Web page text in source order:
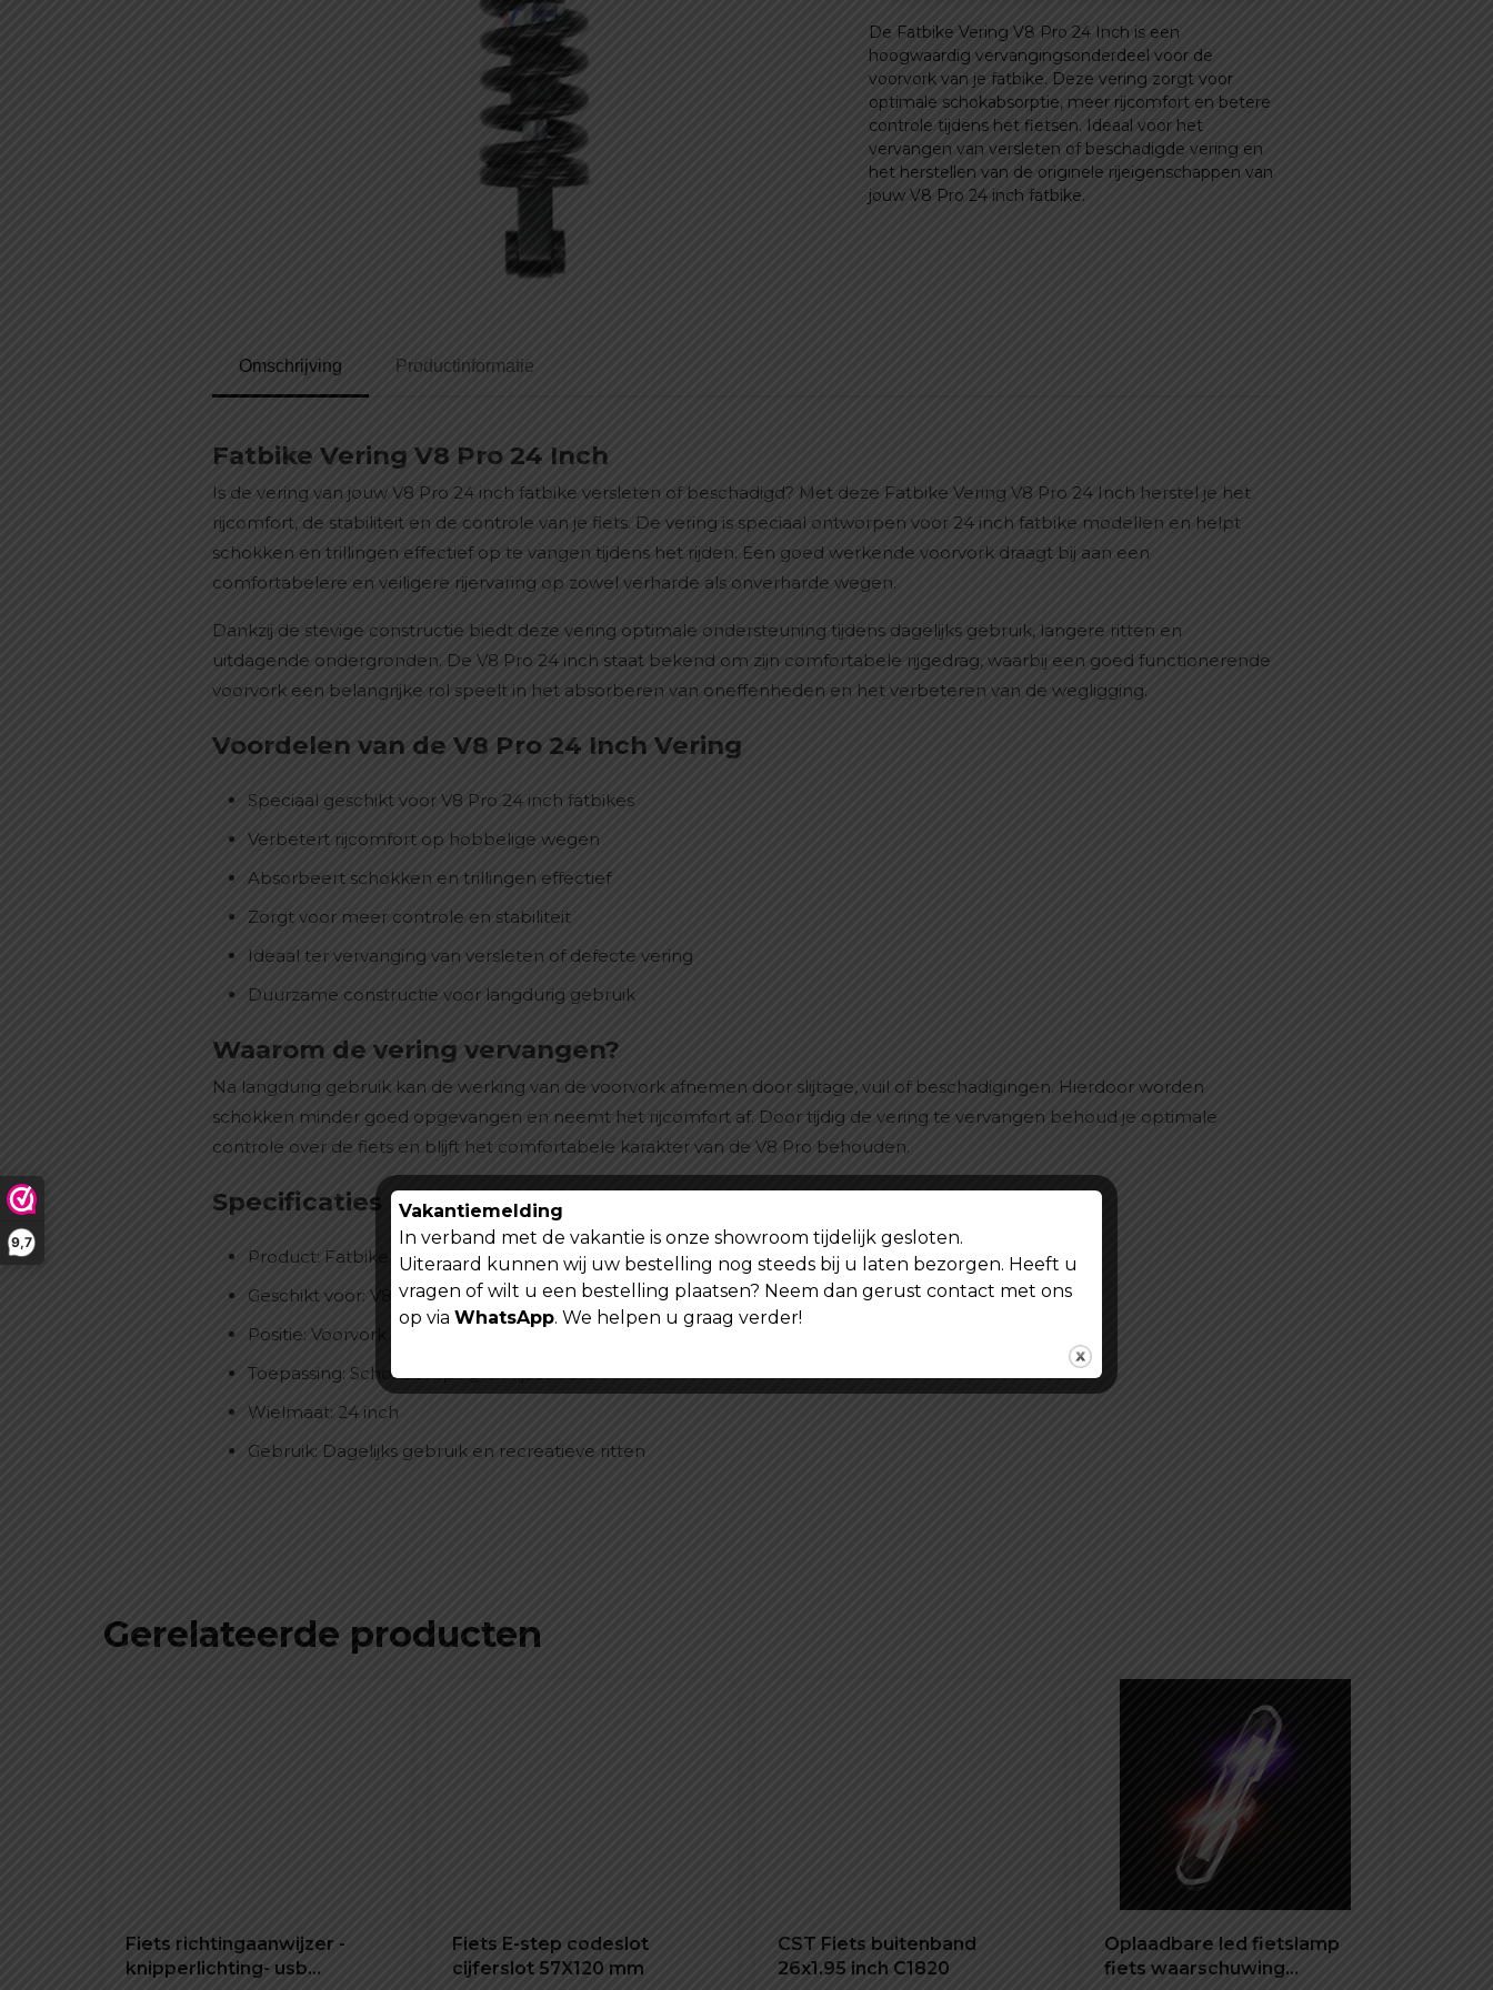
9,7
De Fatbike Vering V8 Pro 24 Inch is een
hoogwaardig vervangingsonderdeel voor de
voorvork van je fatbike. Deze vering zorgt voor
optimale schokabsorptie, meer rijcomfort en betere
controle tijdens het fietsen. Ideaal voor het
vervangen van versleten of beschadigde vering en
het herstellen van de originele rijeigenschappen van
jouw V8 Pro 24 inch fatbike.
Omschrijving Productinformatie
Fatbike Vering V8 Pro 24 Inch
Is de vering van jouw V8 Pro 24 inch fatbike versleten of beschadigd? Met deze Fatbike Vering V8 Pro 24 Inch herstel je het
rijcomfort, de stabiliteit en de controle van je fiets. De vering is speciaal ontworpen voor 24 inch fatbike modellen en helpt
schokken en trillingen effectief op te vangen tijdens het rijden. Een goed werkende voorvork draagt bij aan een
comfortabelere en veiligere rijervaring op zowel verharde als onverharde wegen.
Dankzij de stevige constructie biedt deze vering optimale ondersteuning tijdens dagelijks gebruik, langere ritten en
uitdagende ondergronden. De V8 Pro 24 inch staat bekend om zijn comfortabele rijgedrag, waarbij een goed functionerende
voorvork een belangrijke rol speelt in het absorberen van oneffenheden en het verbeteren van de wegligging.
Voordelen van de V8 Pro 24 Inch Vering
Speciaal geschikt voor V8 Pro 24 inch fatbikes
Verbetert rijcomfort op hobbelige wegen
Absorbeert schokken en trillingen effectief
Zorgt voor meer controle en stabiliteit
Ideaal ter vervanging van versleten of defecte vering
Duurzame constructie voor langdurig gebruik
Waarom de vering vervangen?
Na langdurig gebruik kan de werking van de voorvork afnemen door slijtage, vuil of beschadigingen. Hierdoor worden
schokken minder goed opgevangen en neemt het rijcomfort af. Door tijdig de vering te vervangen behoud je optimale
controle over de fiets en blijft het comfortabele karakter van de V8 Pro behouden.
Specificaties
Product: Fatbike vering
Geschikt voor: V8 Pro 24 inch
Positie: Voorvork
Toepassing: Schokdemping en rijcomfort
Wielmaat: 24 inch
Gebruik: Dagelijks gebruik en recreatieve ritten
Gerelateerde producten
Fiets richtingaanwijzer -
knipperlichting- usb
Fiets E-step codeslot
cijferslot 57X120 mm
CST Fiets buitenband
26x1.95 inch C1820
Oplaadbare led fietslamp
fiets waarschuwing
Vakantiemelding
In verband met de vakantie is onze showroom tijdelijk gesloten.
Uiteraard kunnen wij uw bestelling nog steeds bij u laten bezorgen. Heeft u
vragen of wilt u een bestelling plaatsen? Neem dan gerust contact met ons
op via WhatsApp. We helpen u graag verder!